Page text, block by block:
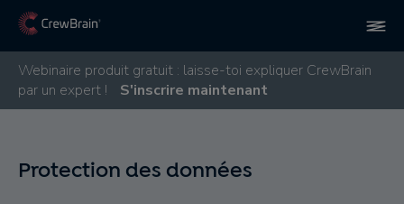
Webinaire produit gratuit : laisse-toi expliquer CrewBrain
par un expert !
S'inscrire maintenant
Protection des données